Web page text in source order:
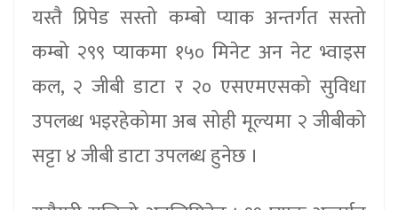
यस्तै प्रिपेड सस्तो कम्बो प्याक अन्तर्गत सस्तो
कम्बो २९९ प्याकमा १५० मिनेट अन नेट भ्वाइस
कल, २ जीबी डाटा र २० एसएमएसको सुविधा
उपलब्ध भइरहेकोमा अब सोही मूल्यमा २ जीबीको
सट्टा ४ जीबी डाटा उपलब्ध हुनेछ ।